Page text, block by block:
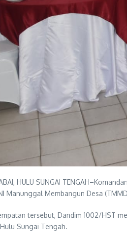
HULU SUNGAI
Manunggal Membangun Desa
tersebut, Dandim 1002/HST
Sungai Tengah.